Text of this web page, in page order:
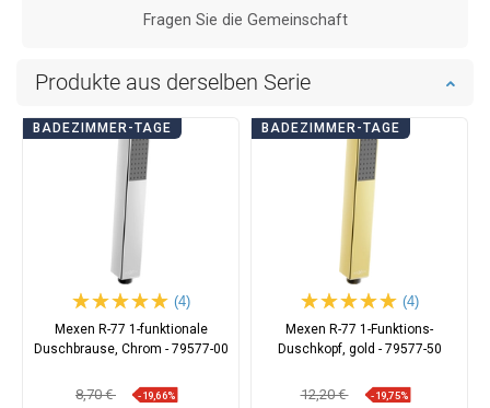
Fragen Sie die Gemeinschaft
Produkte aus derselben Serie
BADEZIMMER-TAGE
(4)
Mexen R-77 1-funktionale
Duschbrause, Chrom - 79577-00
8,70 € -19,66%
BADEZIMMER-TAGE
(4)
Mexen R-77 1-Funktions-
Duschkopf, gold - 79577-50
12,20 € -19,75%